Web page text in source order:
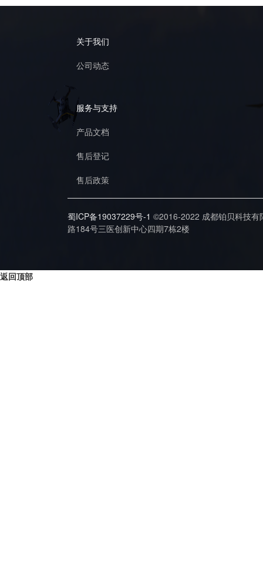
关于我们
公司动态
服务与支持
产品文档
售后登记
售后政策
蜀ICP备19037229号-1 ©2016-2022 成都铂贝科技
路184号三医创新中心四期7栋2楼
返回顶部